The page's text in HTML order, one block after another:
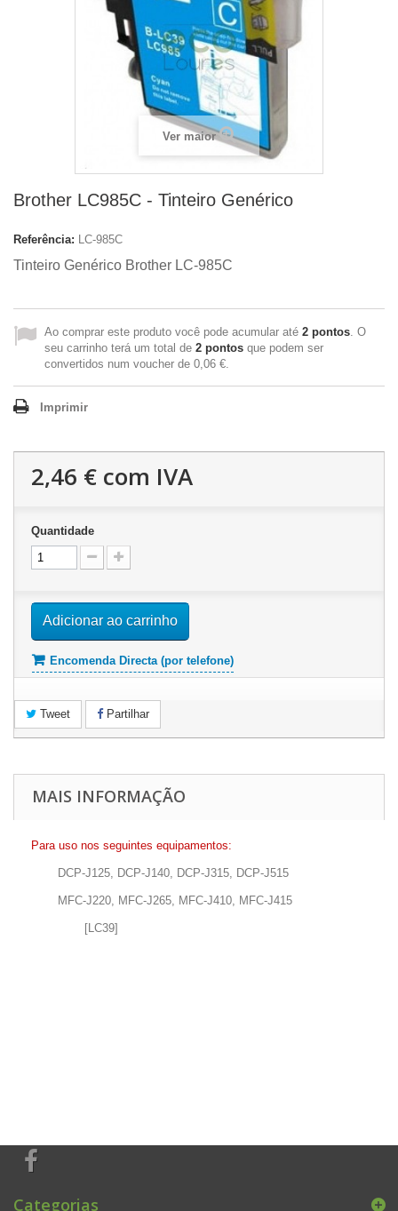
Ver maior
Brother LC985C - Tinteiro Genérico
Referência: LC-985C
Tinteiro Genérico Brother LC-985C
Ao comprar este produto você pode acumular até 2 pontos. O
seu carrinho terá um total de 2 pontos que podem ser
convertidos num voucher de 0,06 €.
Imprimir
2,46 € com IVA
Quantidade
Adicionar ao carrinho
Encomenda Directa (por telefone)
Tweet Partilhar
MAIS INFORMAÇÃO
Para uso nos seguintes equipamentos:
DCP-J125, DCP-J140, DCP-J315, DCP-J515
MFC-J220, MFC-J265, MFC-J410, MFC-J415
[LC39]
Categorias